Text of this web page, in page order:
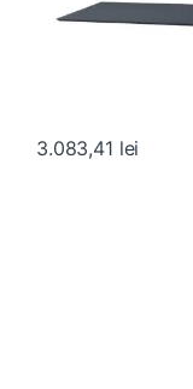
3.083,41 lei